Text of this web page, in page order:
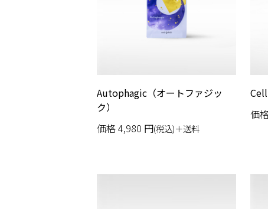
Autophagic（オートファジッ
ク）
価格4,980 円(税込)＋送料
価